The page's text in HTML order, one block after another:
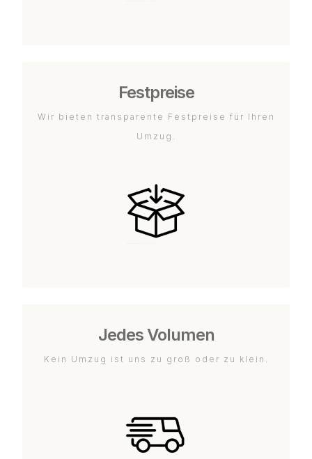
Festpreise
Wir bieten transparente Festpreise für Ihren
Umzug.
Jedes Volumen
Kein Umzug ist uns zu groß oder zu klein.